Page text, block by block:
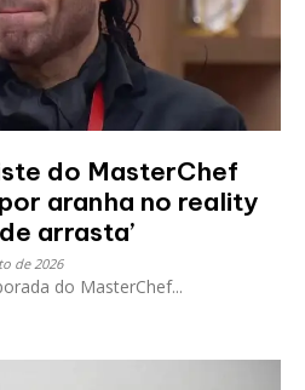
do MasterChef
aranha no reality
arrasta’
de 2026
do MasterChef...